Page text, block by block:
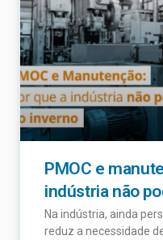
PMOC e
indústria não
Na indústria, ainda
reduz a necessidade